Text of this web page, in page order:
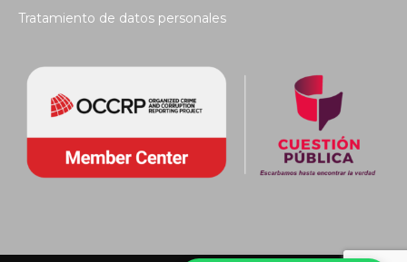
Tratamiento de datos personales